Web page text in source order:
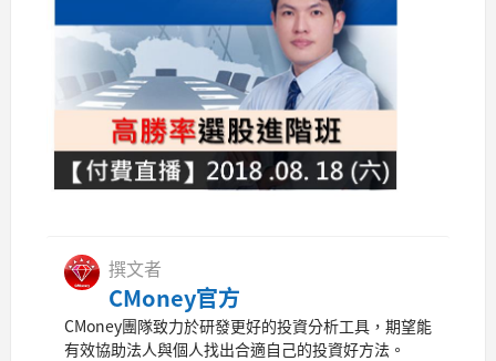
撰文者
CMoney官方
CMoney團隊致力於研發更好的投資分析工具，期望能
有效協助法人與個人找出合適自己的投資好方法。